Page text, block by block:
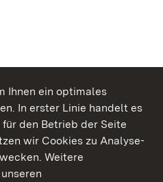
Ihnen ein optimales
In erster Linie handelt es
den Betrieb der Seite
wir Cookies zu Analyse-
Weitere